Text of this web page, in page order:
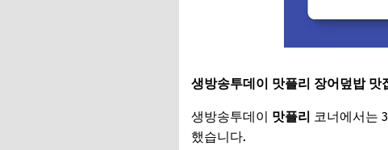
생방송투데이 맛플리 장어덮밥 맛
생방송투데이 맛플리 코너에서는
했습니다.